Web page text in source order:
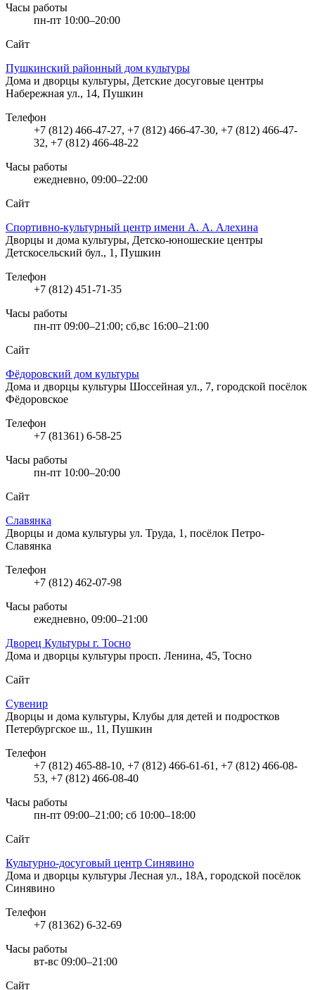
Часы работы
пн-пт 10:00–20:00
Сайт
Пушкинский районный дом культуры
Дома и дворцы культуры, Детские досуговые центры
Набережная ул., 14, Пушкин
Телефон
+7 (812) 466-47-27, +7 (812) 466-47-30, +7 (812) 466-47-
32, +7 (812) 466-48-22
Часы работы
ежедневно, 09:00–22:00
Сайт
Спортивно-культурный центр имени А. А. Алехина
Дворцы и дома культуры, Детско-юношеские центры
Детскосельский бул., 1, Пушкин
Телефон
+7 (812) 451-71-35
Часы работы
пн-пт 09:00–21:00; сб,вс 16:00–21:00
Сайт
Фёдоровский дом культуры
Дома и дворцы культуры Шоссейная ул., 7, городской посёлок
Фёдоровское
Телефон
+7 (81361) 6-58-25
Часы работы
пн-пт 10:00–20:00
Сайт
Славянка
Дворцы и дома культуры ул. Труда, 1, посёлок Петро-
Славянка
Телефон
+7 (812) 462-07-98
Часы работы
ежедневно, 09:00–21:00
Дворец Культуры г. Тосно
Дома и дворцы культуры просп. Ленина, 45, Тосно
Сайт
Сувенир
Дворцы и дома культуры, Клубы для детей и подростков
Петербургское ш., 11, Пушкин
Телефон
+7 (812) 465-88-10, +7 (812) 466-61-61, +7 (812) 466-08-
53, +7 (812) 466-08-40
Часы работы
пн-пт 09:00–21:00; сб 10:00–18:00
Сайт
Культурно-досуговый центр Синявино
Дома и дворцы культуры Лесная ул., 18А, городской посёлок
Синявино
Телефон
+7 (81362) 6-32-69
Часы работы
вт-вс 09:00–21:00
Сайт